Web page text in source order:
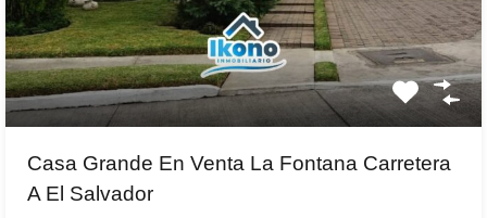
Casa Grande En Venta La Fontana Carretera
A El Salvador